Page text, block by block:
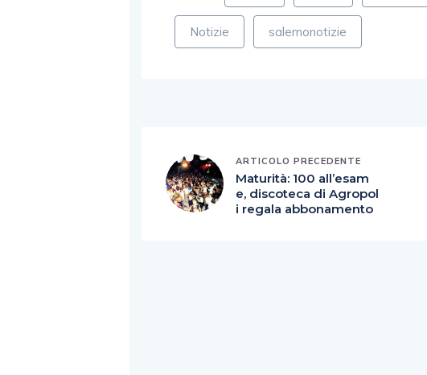
Notizie salernonotizie
ARTICOLO PRECEDENTE
Maturità: 100 all’esam
e, discoteca di Agropol
i regala abbonamento